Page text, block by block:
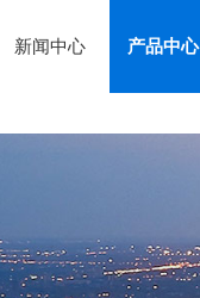
新闻中心 产品中心